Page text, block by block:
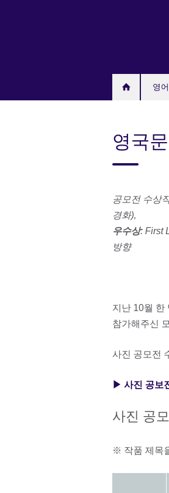
영
영국
공모전 수상
경화),
우수상: First
방향
지난 10월 한
참가해주신
사진 공모전
▶ 사진 공보
사진 공
※ 작품 제목